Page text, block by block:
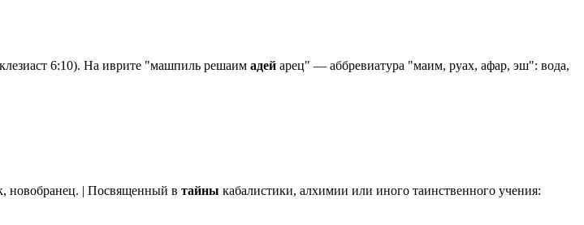
6:10). На иврите "машпиль решаим адей арец" — аббревиатура "маим, руах, афар, эш": вода,
новобранец. | Посвященный в тайны кабалистики, алхимии или иного таинственного учения: